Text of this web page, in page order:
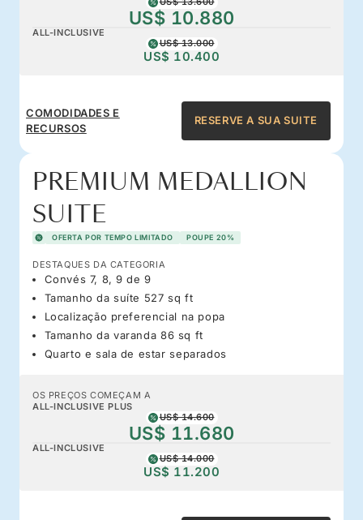
US$ 10.880
ALL-INCLUSIVE
US$ 13.000
US$ 10.400
COMODIDADES E
RECURSOS
RESERVE A SUA SUITE
PREMIUM MEDALLION
SUITE
OFERTA POR TEMPO LIMITADO POUPE 20%
DESTAQUES DA CATEGORIA
Convés 7, 8, 9 de 9
Tamanho da suíte 527 sq ft
Localização preferencial na popa
Tamanho da varanda 86 sq ft
Quarto e sala de estar separados
OS PREÇOS COMEÇAM A
ALL-INCLUSIVE PLUS
US$ 14.600
US$ 11.680
ALL-INCLUSIVE
US$ 14.000
US$ 11.200